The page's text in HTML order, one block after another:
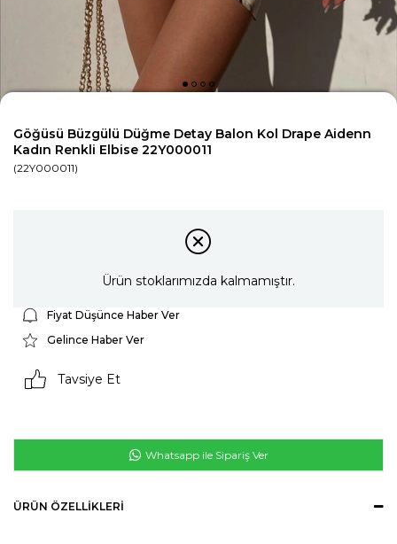
Göğüsü Büzgülü Düğme Detay Balon Kol Drape Aidenn
Kadın Renkli Elbise 22Y000011
(22Y000011)
Ürün stoklarımızda kalmamıştır.
Fiyat Düşünce Haber Ver
Gelince Haber Ver
Tavsiye Et
Whatsapp ile Sipariş Ver
ÜRÜN ÖZELLIKLERI